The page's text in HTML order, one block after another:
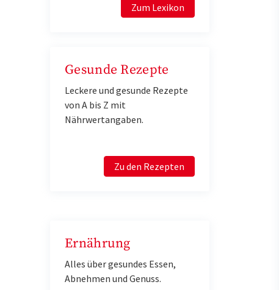
Zum Lexikon
Gesunde Rezepte
Leckere und gesunde Rezepte
von A bis Z mit
Nährwertangaben.
Zu den Rezepten
Ernährung
Alles über gesundes Essen,
Abnehmen und Genuss.